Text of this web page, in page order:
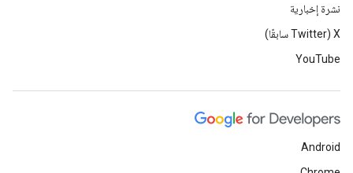
نشرة إخبارية
‫X ‏(Twitter سابقًا)
YouTube
Android